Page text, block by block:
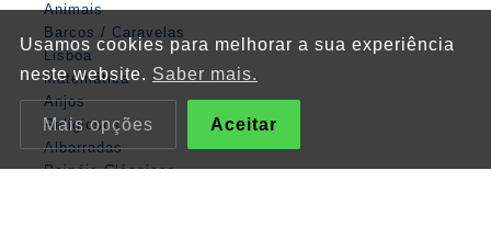
Animais
Barcos / Caravelas
Lisboa
Matemática
Anjos
Religiosos
Albarradas
Painéis Clássicos
Usamos cookies para melhorar a sua experiência
neste website. Saber mais.
Mais opções Aceitar